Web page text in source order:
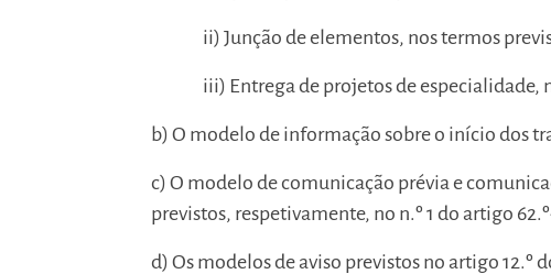
ii) Junção de elementos, nos termos
iii) Entrega de projetos de especialidade,
b) O modelo de informação sobre o início dos
c) O modelo de comunicação prévia e
previstos, respetivamente, no n.º 1 do artigo
d) Os modelos de aviso previstos no artigo 12.º